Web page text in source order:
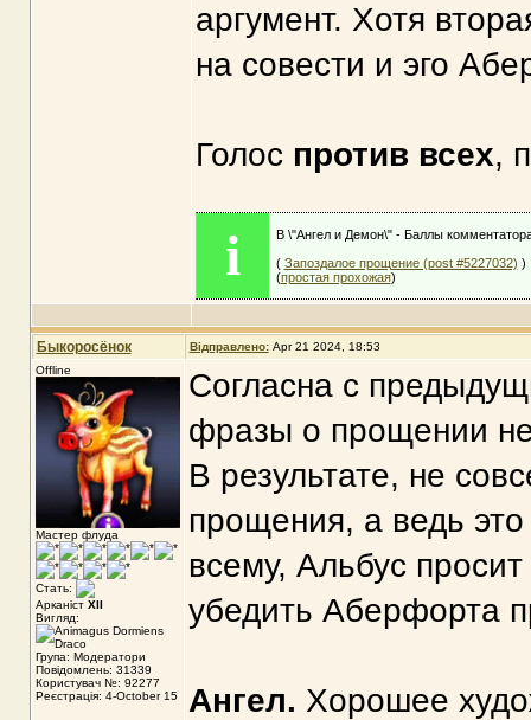
аргумент. Хотя
на совести и эго
Голос против всех,
i
В \"Ангел и Демон\" - Баллы
( Запоздалое прощение (post #5227032) )
(простая прохожая)
Быкоросёнок Відправлено: Apr 21 2024, 18:53
Offline
Мастер флуда
Стать:
Арканіст XII
Вигляд:
Група: Модератори
Повідомлень: 31339
Користувач №: 92277
Реєстрація: 4-October 15
Согласна с
фразы о прощении не
В результате, не
прощения, а ведь
всему, Альбус
убедить Аберфорта
Ангел. Хорошее